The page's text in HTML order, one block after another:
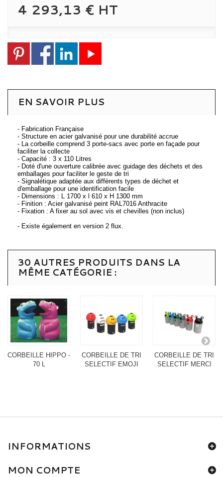
4 293,13 € HT
EN SAVOIR PLUS
- Fabrication Française
- Structure en acier galvanisé pour une durabilité accrue
- La corbeille comprend 3 porte-sacs avec porte en façade pour
faciliter la collecte
- Capacité : 3 x 110 Litres
- Doté d'une ouverture calibrée avec guidage des déchets et des
emballages pour faciliter le geste de tri
- Signalétique adaptée aux différents types de déchet et
d'emballage pour une identification facile
- Dimensions : L 1700 x l 610 x H 1300 mm
- Finition : Acier galvanisé peint RAL7016 Anthracite
- Fixation : A fixer au sol avec vis et chevilles (non inclus)
- Existe également en version 2 flux.
30 AUTRES PRODUITS DANS LA
MÊME CATÉGORIE :
CORBEILLE HIPPO -
70 L
CORBEILLE DE TRI
SELECTIF EMOJI
CORBEILLE DE TRI
SELECTIF MERCI
INFORMATIONS
MON COMPTE